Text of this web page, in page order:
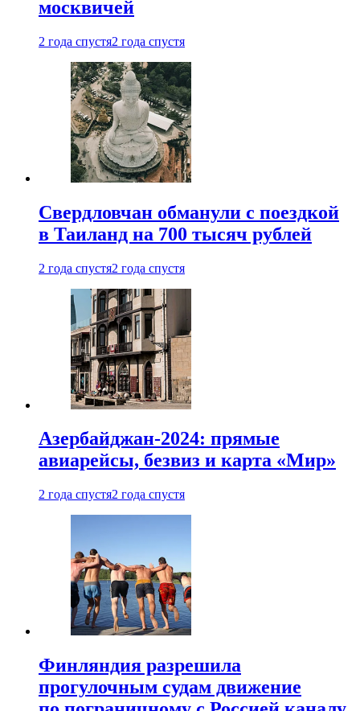
москвичей
2 года спустя2 года спустя
Свердловчан обманули с поездкой
в Таиланд на 700 тысяч рублей
2 года спустя2 года спустя
Азербайджан-2024: прямые
авиарейсы, безвиз и карта «Мир»
2 года спустя2 года спустя
Финляндия разрешила
прогулочным судам движение